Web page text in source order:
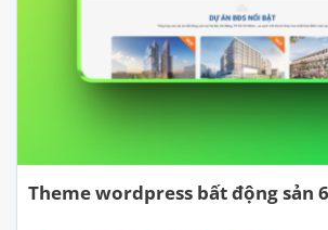
Theme wordpress bất động sản